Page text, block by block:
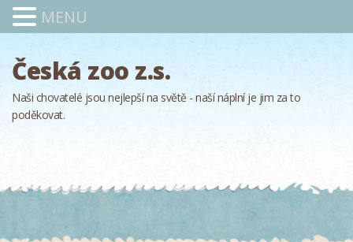
Česká zoo z.s.
Naši chovatelé jsou nejlepší na světě - naší náplní je jim za to
poděkovat.
MENU